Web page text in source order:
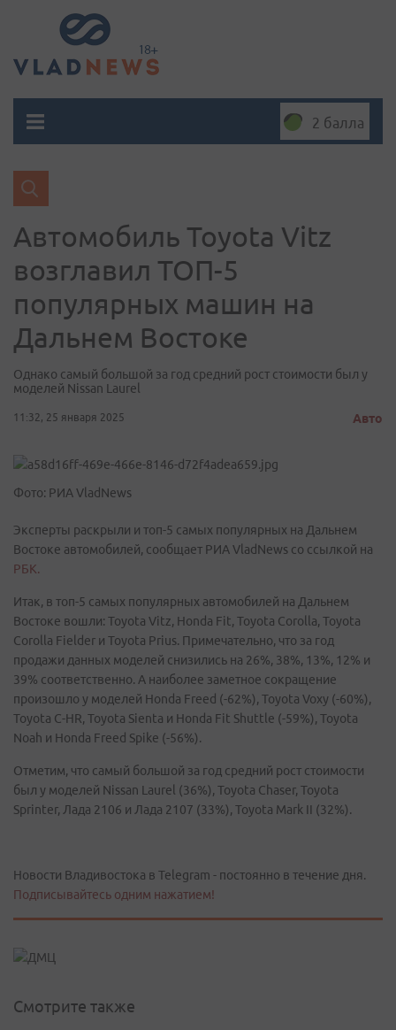
2 балла
Автомобиль Toyota Vitz
возглавил ТОП-5
популярных машин на
Дальнем Востоке
Однако самый большой за год средний рост стоимости был у
моделей Nissan Laurel
11:32, 25 января 2025 Авто
Фото: РИА VladNews
Эксперты раскрыли и топ-5 самых популярных на Дальнем
Востоке автомобилей, сообщает РИА VladNews со ссылкой на
РБК.
Итак, в топ-5 самых популярных автомобилей на Дальнем
Востоке вошли: Toyota Vitz, Honda Fit, Toyota Corolla, Toyota
Corolla Fielder и Toyota Prius. Примечательно, что за год
продажи данных моделей снизились на 26%, 38%, 13%, 12% и
39% соответственно. А наиболее заметное сокращение
произошло у моделей Honda Freed (-62%), Toyota Voxy (-60%),
Toyota C-HR, Toyota Sienta и Honda Fit Shuttle (-59%), Toyota
Noah и Honda Freed Spike (-56%).
Отметим, что самый большой за год средний рост стоимости
был у моделей Nissan Laurel (36%), Toyota Chaser, Toyota
Sprinter, Лада 2106 и Лада 2107 (33%), Toyota Mark II (32%).
Новости Владивостока в Telegram - постоянно в течение дня.
Подписывайтесь одним нажатием!
Смотрите также